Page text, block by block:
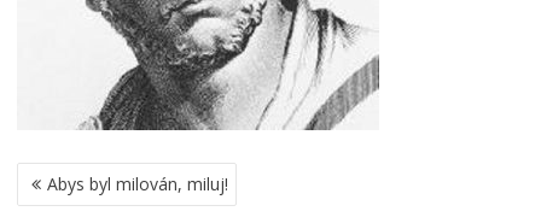
NAVIGACE
PROAbys byl milován, miluj!